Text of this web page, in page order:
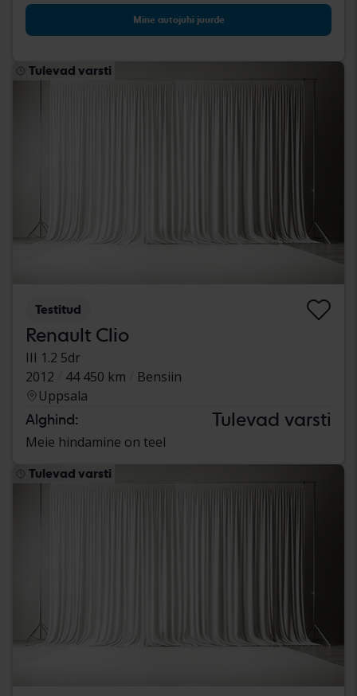
Mine autojuhi juurde
Tulevad varsti
Testitud
Renault Clio
III 1.2 5dr
2012
44 450 km
Bensiin
Uppsala
Alghind: Tulevad varsti
Meie hindamine on teel
Tulevad varsti